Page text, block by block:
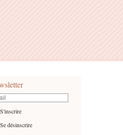
S'inscrire
Se désinscrire